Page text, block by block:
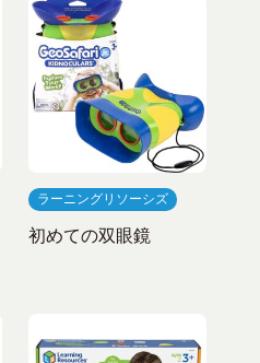
ラーニングリソーシズ
初めての双眼鏡